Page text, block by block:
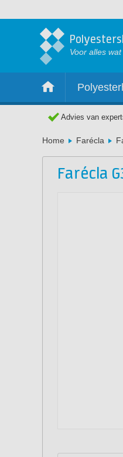
Voor alles
Advies van
Home Farécla
Farécla